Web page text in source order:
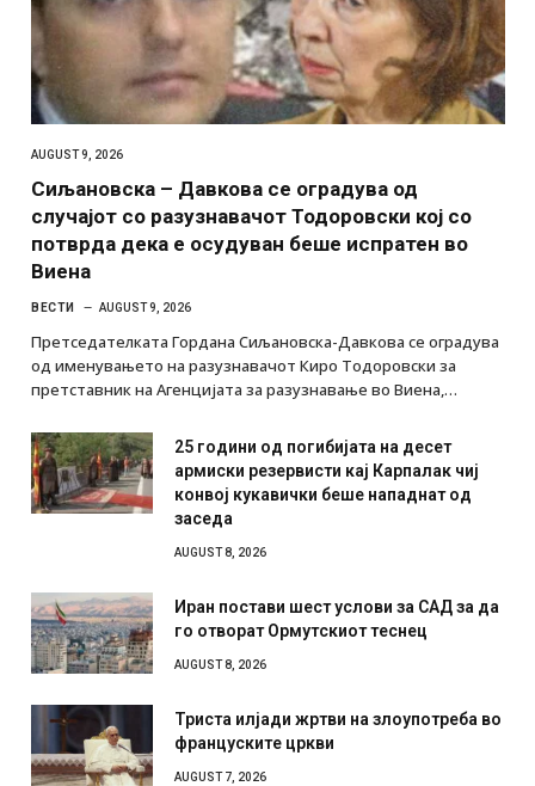
AUGUST 9, 2026
Сиљановска – Давкова се оградува од
случајот со разузнавачот Тодоровски кој со
потврда дека е осудуван беше испратен во
Виена
ВЕСТИ AUGUST 9, 2026
Претседателката Гордана Сиљановска-Давкова се оградува
од именувањето на разузнавачот Киро Тодоровски за
претставник на Агенцијата за разузнавање во Виена,…
25 години од погибијата на десет
армиски резервисти кај Карпалак чиј
конвој кукавички беше нападнат од
заседа
AUGUST 8, 2026
Иран постави шест услови за САД за да
го отворат Ормутскиот теснец
AUGUST 8, 2026
Триста илјади жртви на злоупотреба во
француските цркви
AUGUST 7, 2026